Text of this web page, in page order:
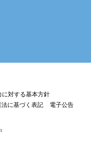
に対する基本方針
法に基づく表記 電子公告